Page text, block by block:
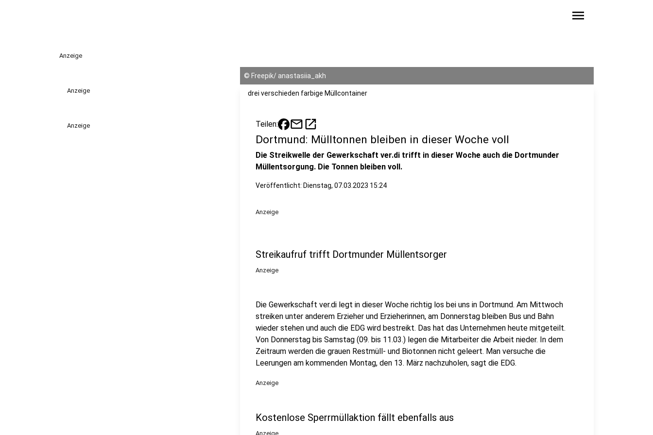
menu
Anzeige
Anzeige
Anzeige
© Freepik/ anastasiia_akh
drei verschieden farbige Müllcontainer
Teilen: mailopen_in_new
Dortmund: Mülltonnen bleiben in dieser Woche voll
Die Streikwelle der Gewerkschaft ver.di trifft in dieser Woche auch die Dortmunder
Müllentsorgung. Die Tonnen bleiben voll.
Veröffentlicht: Dienstag, 07.03.2023 15:24
Anzeige
Streikaufruf trifft Dortmunder Müllentsorger
Anzeige
Die Gewerkschaft ver.di legt in dieser Woche richtig los bei uns in Dortmund. Am Mittwoch
streiken unter anderem Erzieher und Erzieherinnen, am Donnerstag bleiben Bus und Bahn
wieder stehen und auch die EDG wird bestreikt. Das hat das Unternehmen heute mitgeteilt.
Von Donnerstag bis Samstag (09. bis 11.03.) legen die Mitarbeiter die Arbeit nieder. In dem
Zeitraum werden die grauen Restmüll- und Biotonnen nicht geleert. Man versuche die
Leerungen am kommenden Montag, den 13. März nachzuholen, sagt die EDG.
Anzeige
Kostenlose Sperrmüllaktion fällt ebenfalls aus
Anzeige